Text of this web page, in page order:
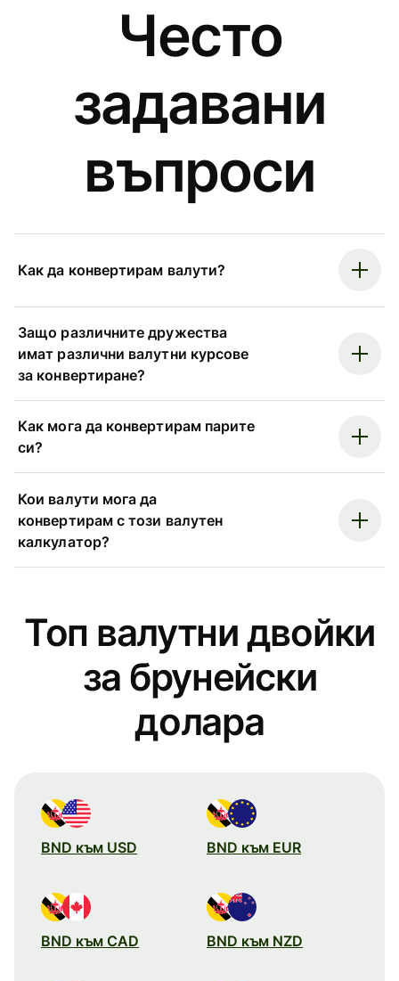
Често
задавани
въпроси
Как да конвертирам валути?
Защо различните дружества
имат различни валутни курсове
за конвертиране?
Как мога да конвертирам парите
си?
Кои валути мога да
конвертирам с този валутен
калкулатор?
Топ валутни двойки
за брунейски
доларa
BND към USD BND към EUR
BND към CAD BND към NZD